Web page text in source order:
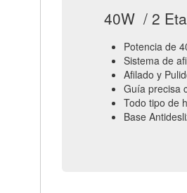
40W / 2
Potencia de
Sistema de
Afilado y
Guía precisa
Todo tipo de
Base